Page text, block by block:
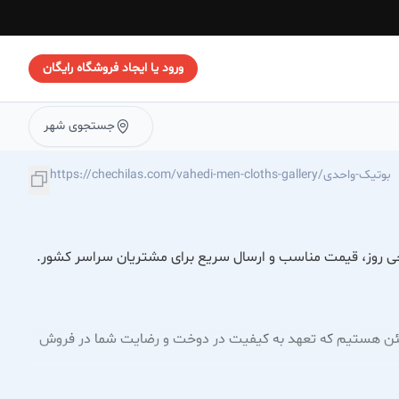
ورود یا ایجاد فروشگاه رایگان
جستجوی شهر
https://chechilas.com/vahedi-men-cloths-gallery/بوتیک-واحدی
روز، قیمت مناسب و ارسال سریع برای مشتریان سراسر کشور.
هستیم که تعهد به کیفیت در دوخت و رضایت شما در فروش